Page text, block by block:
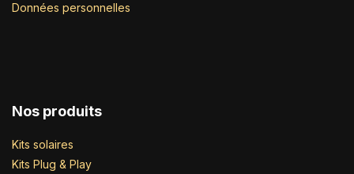
Données personnelles
Nos produits
Kits solaires
Kits Plug & Play